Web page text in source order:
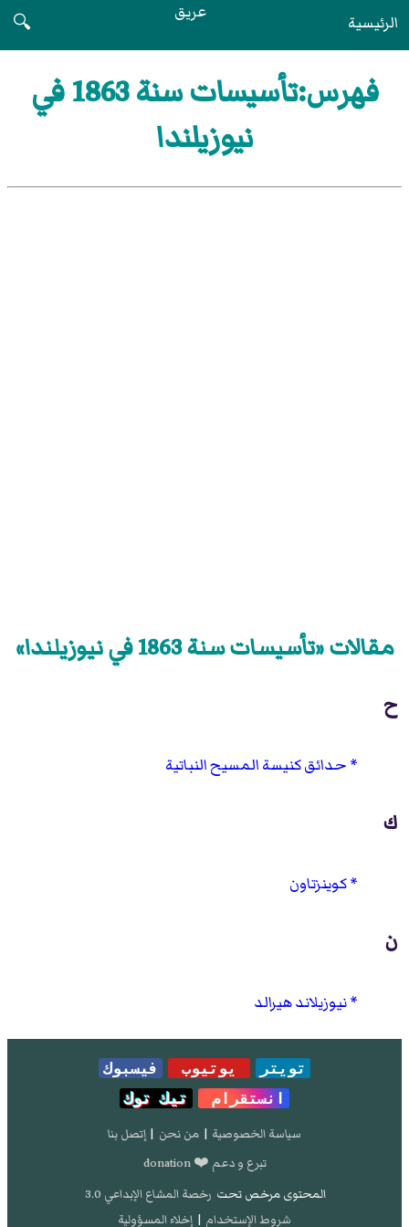
الرئيسية عريق
🔍
فهرس:تأسيسات سنة 1863 في
نيوزيلندا
مقالات «تأسيسات سنة 1863 في نيوزيلندا»
ح
حدائق كنيسة المسيح النباتية
ك
كوينزتاون
ن
نيوزيلاند هيرالد
تويتر يوتيوب
فيسبوك
انستقرام
تيك توك
سياسة الخصوصية | من نحن | إتصل بنا
تبرع و دعم ❤️ donation
المحتوى مرخص تحت رخصة المشاع الإبداعي 3.0
شروط الإستخدام | إخلاء المسؤولية